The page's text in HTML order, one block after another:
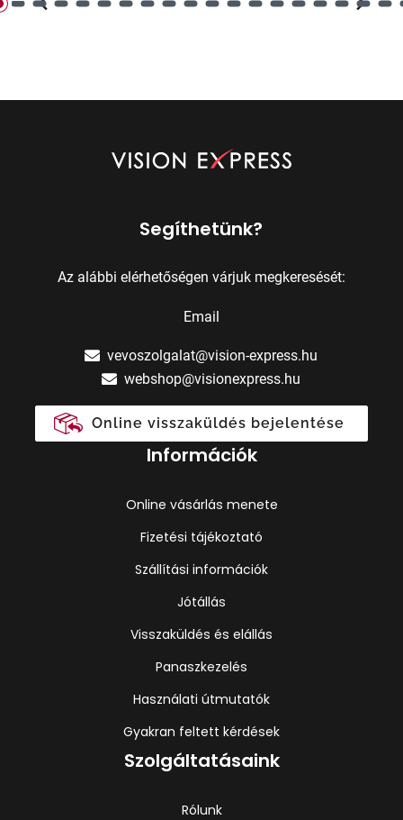
Segíthetünk?
Az alábbi elérhetőségen várjuk megkeresését:
Email
vevoszolgalat@vision-express.hu
webshop@visionexpress.hu
Online visszaküldés bejelentése
Információk
Online vásárlás menete
Fizetési tájékoztató
Szállítási információk
Jótállás
Visszaküldés és elállás
Panaszkezelés
Használati útmutatók
Gyakran feltett kérdések
Szolgáltatásaink
Rólunk